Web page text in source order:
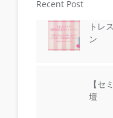
Recent Post
トレ
ン
【セ
壇